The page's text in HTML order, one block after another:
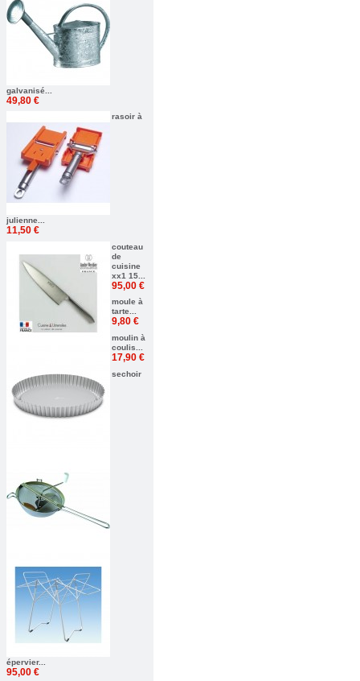
galvanisé...
49,80 €
rasoir à
julienne...
11,50 €
couteau
de
cuisine
xx1 15...
95,00 €
moule à
tarte...
9,80 €
moulin à
coulis...
17,90 €
sechoir
épervier...
95,00 €